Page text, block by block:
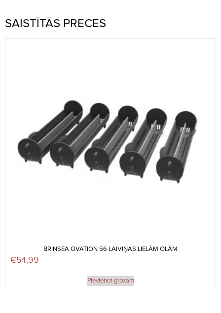
SAISTĪTĀS PRECES
BRINSEA OVATION 56 LAIVIŅAS LIELĀM OLĀM
€54,99
Pievienot grozam